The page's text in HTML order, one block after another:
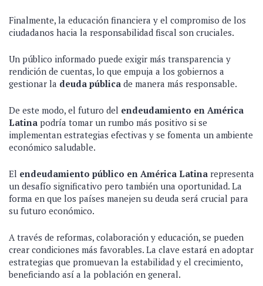
Finalmente, la educación financiera y el compromiso de los
ciudadanos hacia la responsabilidad fiscal son cruciales.
Un público informado puede exigir más transparencia y
rendición de cuentas, lo que empuja a los gobiernos a
gestionar la deuda pública de manera más responsable.
De este modo, el futuro del endeudamiento en América
Latina podría tomar un rumbo más positivo si se
implementan estrategias efectivas y se fomenta un ambiente
económico saludable.
El endeudamiento público en América Latina representa
un desafío significativo pero también una oportunidad. La
forma en que los países manejen su deuda será crucial para
su futuro económico.
A través de reformas, colaboración y educación, se pueden
crear condiciones más favorables. La clave estará en adoptar
estrategias que promuevan la estabilidad y el crecimiento,
beneficiando así a la población en general.